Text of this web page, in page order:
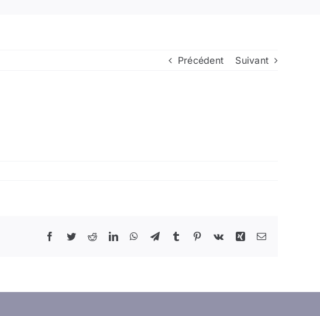
Précédent Suivant
Facebook
TwitterRedditLinkedInWhatsApp
TelegramTumblr Pinterest
Vk Xing Email